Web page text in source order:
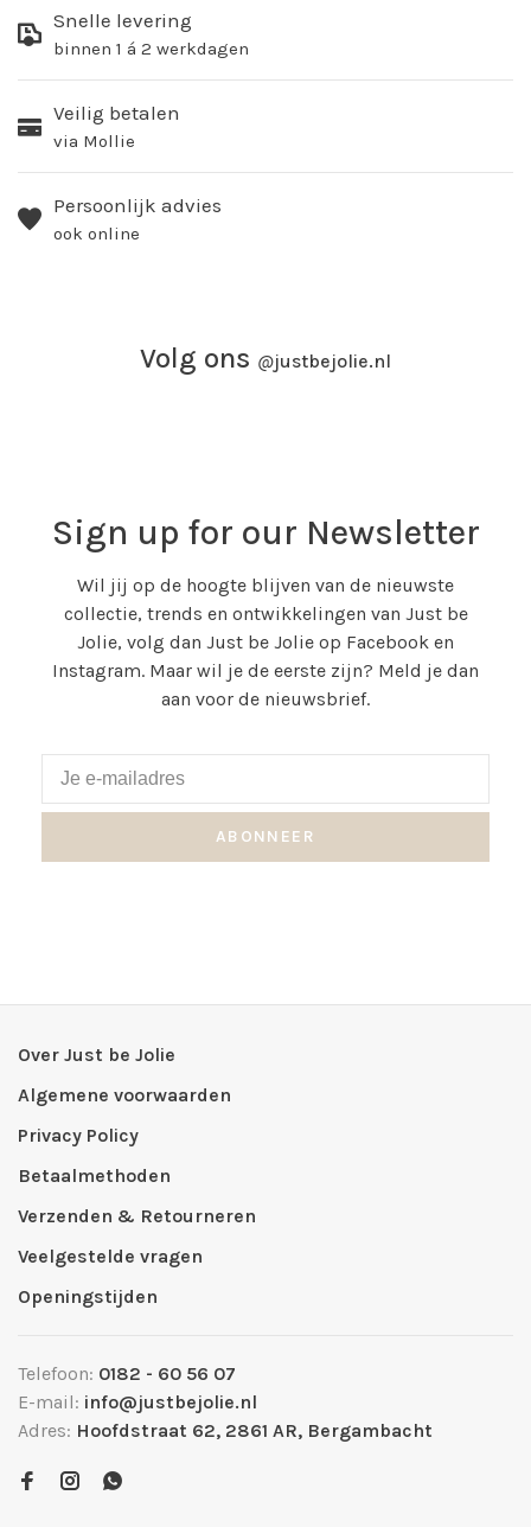
Snelle levering
binnen 1 á 2 werkdagen
Veilig betalen
via Mollie
Persoonlijk advies
ook online
Volg ons @justbejolie.nl
Sign up for our Newsletter
Wil jij op de hoogte blijven van de nieuwste
collectie, trends en ontwikkelingen van Just be
Jolie, volg dan Just be Jolie op Facebook en
Instagram. Maar wil je de eerste zijn? Meld je dan
aan voor de nieuwsbrief.
ABONNEER
Over Just be Jolie
Algemene voorwaarden
Privacy Policy
Betaalmethoden
Verzenden & Retourneren
Veelgestelde vragen
Openingstijden
Telefoon: 0182 - 60 56 07
E-mail: info@justbejolie.nl
Adres: Hoofdstraat 62, 2861 AR, Bergambacht